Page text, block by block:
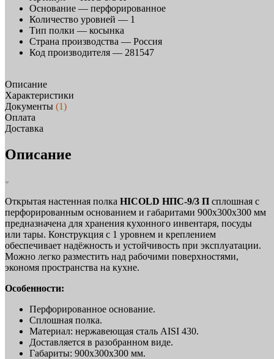
Основание — перфорированное
Количество уровней — 1
Тип полки — косынка
Страна производства — Россия
Код производителя — 281547
Описание
Характеристики
Документы (1)
Оплата
Доставка
Описание
Открытая настенная полка HICOLD НПС-9/3 П сплошная с
перфорированным основанием и габаритами 900х300х300 мм
предназначена для хранения кухонного инвентаря, посуды
или тары. Конструкция с 1 уровнем и креплением
обеспечивает надёжность и устойчивость при эксплуатации.
Можно легко разместить над рабочими поверхностями,
экономя пространства на кухне.
Особенности:
Перфорированное основание.
Сплошная полка.
Материал: нержавеющая сталь AISI 430.
Доставляется в разобранном виде.
Габариты: 900х300х300 мм.